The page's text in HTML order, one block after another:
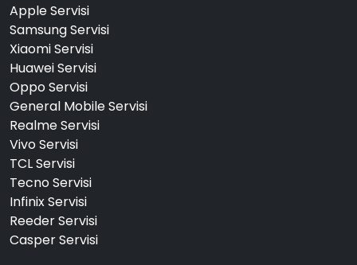
Apple Servisi
Samsung Servisi
Xiaomi Servisi
Huawei Servisi
Oppo Servisi
General Mobile Servisi
Realme Servisi
Vivo Servisi
TCL Servisi
Tecno Servisi
Infinix Servisi
Reeder Servisi
Casper Servisi